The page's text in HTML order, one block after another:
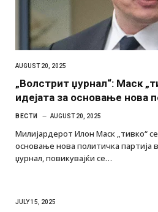
AUGUST 20, 2025
„Волстрит џурнал“: Маск
идејата за основање нова
ВЕСТИ AUGUST 20, 2025
Милијардерот Илон Маск „тивко“
основање нова политичка партија
џурнал, повикувајќи се…
JULY 15, 2025